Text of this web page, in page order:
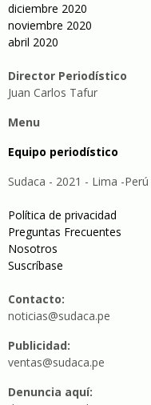
diciembre 2020
noviembre 2020
abril 2020
Director Periodístico
Juan Carlos Tafur
Menu
Equipo periodístico
Sudaca - 2021 - Lima -Perú
Política de privacidad
Preguntas Frecuentes
Nosotros
Suscríbase
Contacto:
noticias@sudaca.pe
Publicidad:
ventas@sudaca.pe
Denuncia aquí: